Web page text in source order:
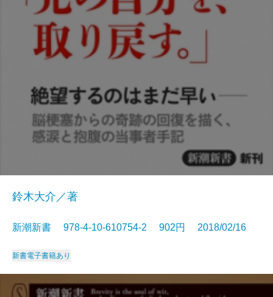
鈴木大介／著
新潮新書 978-4-10-610754-2 902円 2018/02/16
新書電子書籍あり